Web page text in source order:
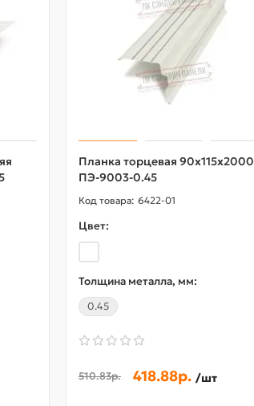
Планка торцевая 90х115х2000
ПЭ-9003-0.45
6422-01
Цвет:
Толщина металла, мм:
0.45
510.83р. 418.88р. /шт